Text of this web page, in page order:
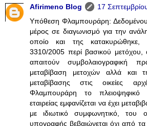
Afirimeno Blog
17
Υπόθεση Φλαμπουράρη:
μέρος σε διαγωνισμό για την
οποίο και της κατακυρώθηκε,
3310/2005 περί βασικού μετόχου,
απαιτούν συμβολαιογραφική
μεταβίβαση μετοχών αλλά και
μεταβίβασης στις οικείες
Φλαμπουράρη το
εταιρείας εμφανίζεται να έχει
με ιδιωτικό συμφωνητικό, του
υπογραφής βεβαιώνεται όχι από